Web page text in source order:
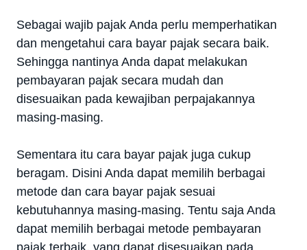
Sebagai wajib pajak Anda perlu memperhatikan
dan mengetahui cara bayar pajak secara baik.
Sehingga nantinya Anda dapat melakukan
pembayaran pajak secara mudah dan
disesuaikan pada kewajiban perpajakannya
masing-masing.
Sementara itu cara bayar pajak juga cukup
beragam. Disini Anda dapat memilih berbagai
metode dan cara bayar pajak sesuai
kebutuhannya masing-masing. Tentu saja Anda
dapat memilih berbagai metode pembayaran